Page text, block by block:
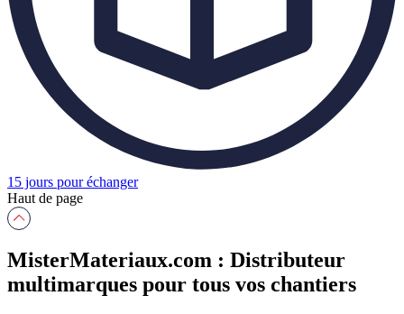
15 jours pour échanger
Haut de page
MisterMateriaux.com : Distributeur
multimarques pour tous vos chantiers